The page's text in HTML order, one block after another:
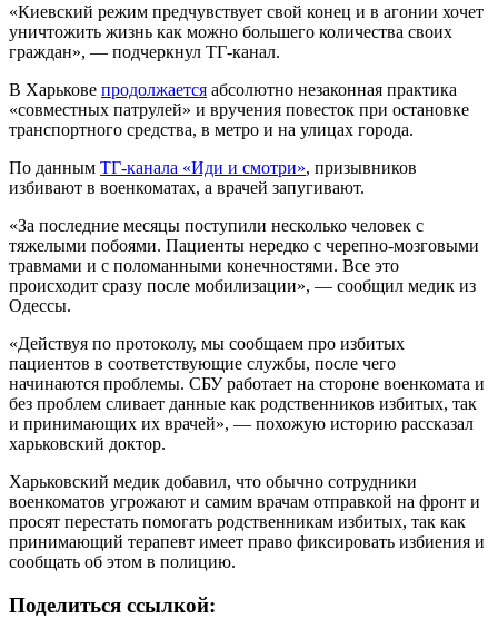
«Киевский режим предчувствует свой конец и в агонии хочет
уничтожить жизнь как можно большего количества своих
граждан», — подчеркнул ТГ-канал.
В Харькове продолжается абсолютно незаконная практика
«совместных патрулей» и вручения повесток при остановке
транспортного средства, в метро и на улицах города.
По данным ТГ-канала «Иди и смотри», призывников
избивают в военкоматах, а врачей запугивают.
«За последние месяцы поступили несколько человек с
тяжелыми побоями. Пациенты нередко с черепно-мозговыми
травмами и с поломанными конечностями. Все это
происходит сразу после мобилизации», — сообщил медик из
Одессы.
«Действуя по протоколу, мы сообщаем про избитых
пациентов в соответствующие службы, после чего
начинаются проблемы. СБУ работает на стороне военкомата и
без проблем сливает данные как родственников избитых, так
и принимающих их врачей», — похожую историю рассказал
харьковский доктор.
Харьковский медик добавил, что обычно сотрудники
военкоматов угрожают и самим врачам отправкой на фронт и
просят перестать помогать родственникам избитых, так как
принимающий терапевт имеет право фиксировать избиения и
сообщать об этом в полицию.
Поделиться ссылкой: